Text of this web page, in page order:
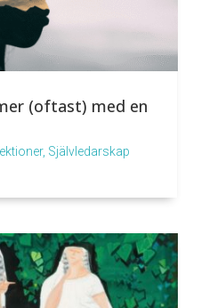
(oftast) med en
, Självledarskap